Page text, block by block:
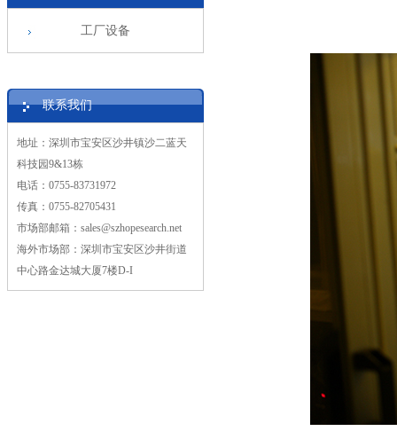
工厂设备
联系我们
地址：深圳市宝安区沙井镇沙二蓝天
科技园9&13栋
电话：0755-83731972
传真：0755-82705431
市场部邮箱：sales@szhopesearch.net
海外市场部：深圳市宝安区沙井街道
中心路金达城大厦7楼D-I